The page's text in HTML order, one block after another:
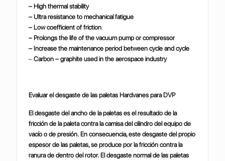
– High thermal stability
– Ultra resistance to mechanical fatigue
– Low coefficient of friction
– Prolongs the life of the vacuum pump or compressor
– Increase the maintenance period between cycle and cycle
– Carbon – graphite used in the aerospace industry
Evaluar el desgaste de las paletas Hardvanes para DVP
El desgaste del ancho de la paletas es el resultado de la
fricción de la paleta contra la camisa del cilindro del equipo de
vacío o de presión. En consecuencia, este desgaste del propio
espesor de las paletas, se produce por la fricción contra la
ranura de dentro del rotor. El desgaste normal de las paletas